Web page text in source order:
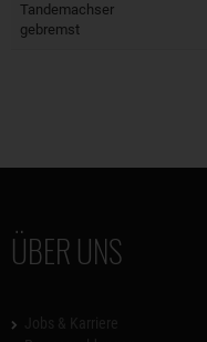
Tandemachser
gebremst
ÜBER UNS